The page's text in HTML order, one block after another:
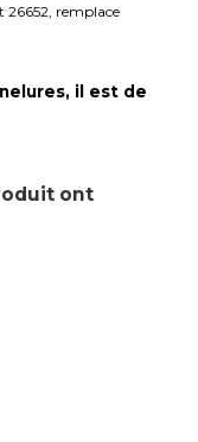
26652, remplace
il est de
ont